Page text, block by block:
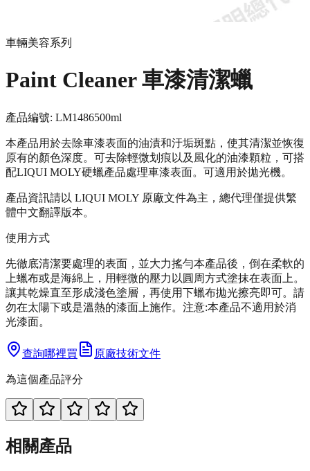
車輛美容系列
Paint Cleaner 車漆清潔蠟
產品編號: LM1486500ml
本產品用於去除車漆表面的油漬和汙垢斑點，使其清潔並恢復
原有的顏色深度。可去除輕微划痕以及風化的油漆顆粒，可搭
配LIQUI MOLY硬蠟產品處理車漆表面。可適用於拋光機。
產品資訊請以 LIQUI MOLY 原廠文件為主，總代理僅提供繁
體中文翻譯版本。
使用方式
先徹底清潔要處理的表面，並大力搖勻本產品後，倒在柔軟的
上蠟布或是海綿上，用輕微的壓力以圓周方式塗抹在表面上。
讓其乾燥直至形成淺色塗層，再使用下蠟布拋光擦亮即可。請
勿在太陽下或是溫熱的漆面上施作。注意:本產品不適用於消
光漆面。
查詢哪裡買 原廠技術文件
為這個產品評分
相關產品